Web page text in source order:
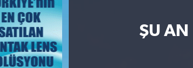
ŞU AN
Tüm Manşetler
Son Dakika Haberleri
Haber Arşivi